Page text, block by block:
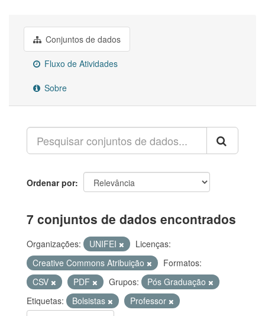
Conjuntos de dados
Fluxo de Atividades
Sobre
Ordenar por
7 conjuntos de dados encontrados
Organizações: UNIFEI
Licenças:
Creative Commons Atribuição
Formatos:
CSV
PDF Grupos:
Pós Graduação
Etiquetas:
Bolsistas
Professor